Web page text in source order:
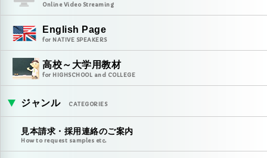
Online Video Streaming
English Page
for NATIVE SPEAKERS
高校～大学用教材
for HIGHSCHOOL and COLLEGE
ジャンル CATEGORIES
見本請求・採用連絡のご案内
How to request samples etc.